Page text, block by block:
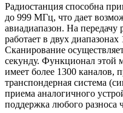
Радиостанция способна
до 999 МГц, что дает
авиадиапазон. На передачу
работает в двух
Сканирование
секунду. Функционал этой
имеет более 1300 каналов,
транспондерная система
приема аналогичного
поддержка любого разноса